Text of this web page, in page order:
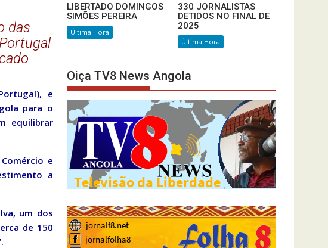
das
e
para o
equilibrar
e
a
um dos
de 150
LIBERTADO DOMINGOS
SIMÕES PEREIRA
Última Hora
330 JORNALISTAS
DETIDOS NO FINAL DE
2025
Última Hora
Oiça TV8 News Angola